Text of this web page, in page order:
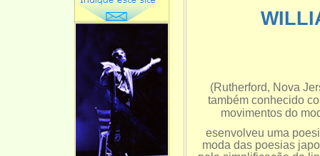
(Rutherford, Nova
também conhecido
movimentos do
esenvolveu uma
moda das poesias